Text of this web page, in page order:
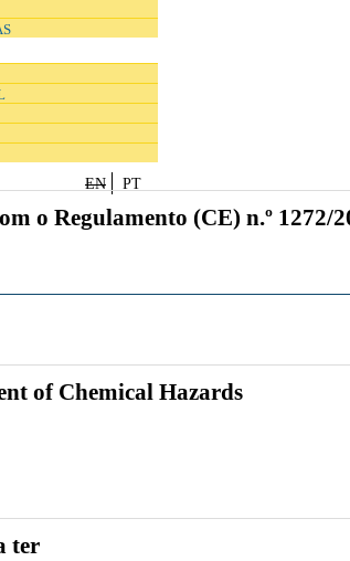
EN PT
o Regulamento (CE) n.º 1272/
of Chemical Hazards
ter